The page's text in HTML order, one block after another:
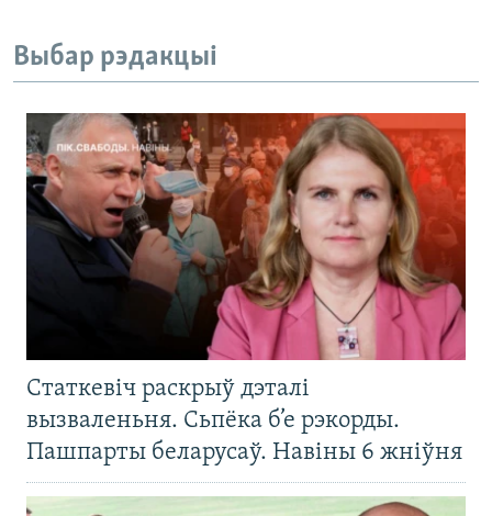
Выбар рэдакцыі
Статкевіч раскрыў дэталі
вызваленьня. Сьпёка б’е рэкорды.
Пашпарты беларусаў. Навіны 6 жніўня